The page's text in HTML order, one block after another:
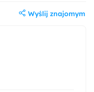
Wyślij znajomym